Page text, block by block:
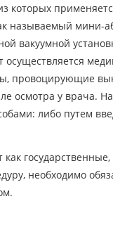
которых
называемый мини-
вакуумной
провоцирующие
осмотра у врача.
либо путем
необходимо